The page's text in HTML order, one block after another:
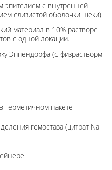
эпителием с внутренней
слизистой оболочки щеки)
материал в 10% растворе
с одной локации.
Эппендорфа (с физрастворм
герметичном пакете
гемостаза (цитрат Na